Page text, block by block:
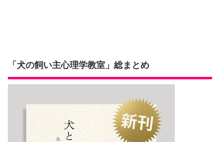
「犬の飼い主心理学教室」総まとめ